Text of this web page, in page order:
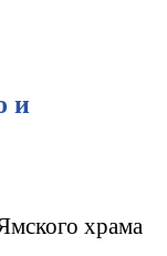
и
храма